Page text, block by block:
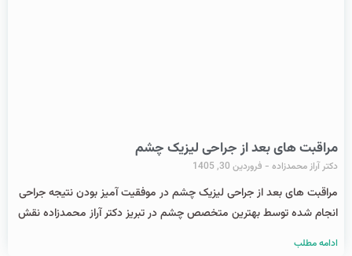
مراقبت های بعد از جراحی لیزیک چشم
دکتر آراز محمدزاده فروردین 30, 1405
مراقبت های بعد از جراحی لیزیک چشم در موفقیت آمیز بودن نتیجه جراحی
انجام شده توسط بهترین متخصص چشم در تبریز دکتر آراز محمدزاده نقش
ادامه مطلب